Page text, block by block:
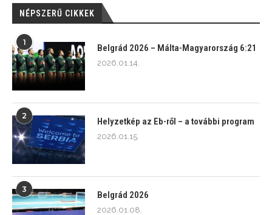
NÉPSZERŰ CIKKEK
1
Belgrád 2026 – Málta-Magyarország 6:21
2026.01.14.
2
Helyzetkép az Eb-ről – a további program
2026.01.15.
3
Belgrád 2026
2026.01.08.